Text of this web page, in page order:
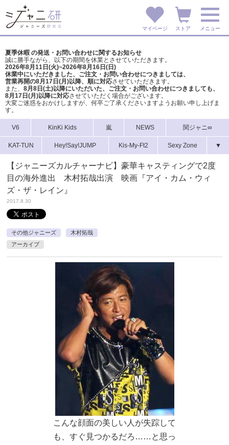
マイページ ストア メニュー
夏季休暇 の発送・お問い合わせに関するお知らせ
誠に勝手ながら、以下の期間を休業とさせていただきます。
2026年8月11日(火)~2026年8月16日(日)
休業中にいただきました、ご注文・お問い合わせにつきましては、
営業再開の8月17日(月)以降、順に対応させていただきます。
また、 8月8日(土)以降にいただいた、ご注文・ お問い合わせにつきましても、
8月17日(月)以降に対応させていただく場合がございます。
大変ご迷惑をおかけしますが、 何卒ご了承くださいますようお願い申し上げま
す。
V6 KinKi Kids 嵐 NEWS 関ジャニ∞
KAT-TUN Hey!Say!JUMP Kis-My-Ft2 Sexy Zone ▼
【ジャニーズカルチャーナビ】豪華キャスティングで2度
目の海外進出 木村拓哉出演 映画『アイ・カム・ウィ
ズ・ザ・レイン』
2017.8.30
その他ジャニーズ
木村拓哉
アーカイブ
こんな顔面の美しい人が失踪して
も、すぐ見つかるだろ……と思っ